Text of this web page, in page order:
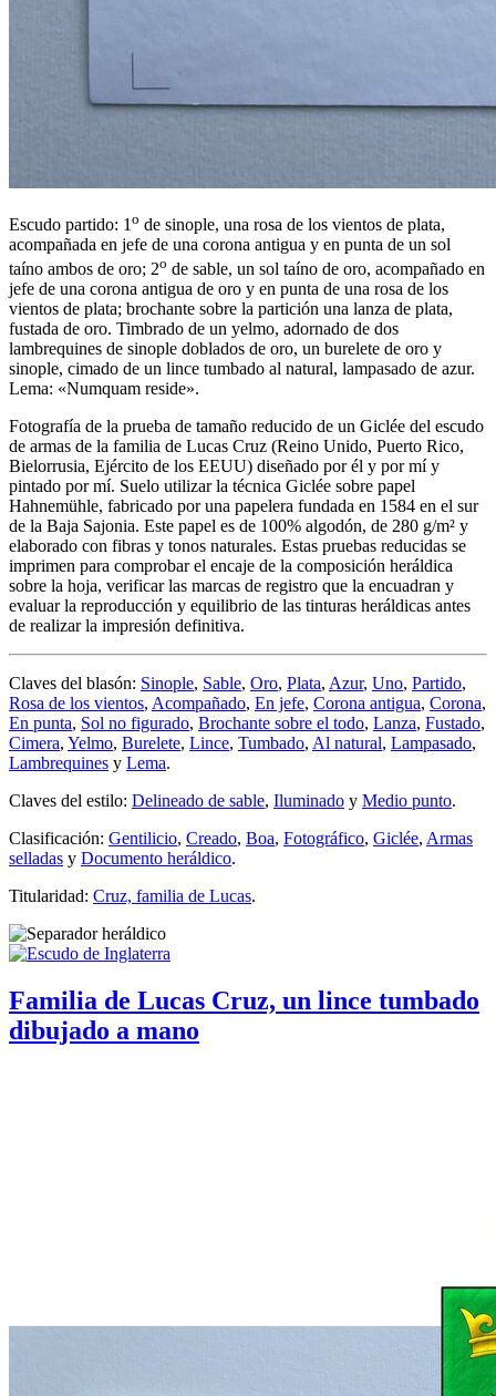
Escudo partido: 1 o de sinople, una rosa de los vientos de plata,
acompañada en jefe de una corona antigua y en punta de un sol
taíno ambos de oro; 2o de sable, un sol taíno de oro, acompañado en
jefe de una corona antigua de oro y en punta de una rosa de los
vientos de plata; brochante sobre la partición una lanza de plata,
fustada de oro. Timbrado de un yelmo, adornado de dos
lambrequines de sinople doblados de oro, un burelete de oro y
sinople, cimado de un lince tumbado al natural, lampasado de azur.
Lema: «Numquam reside».
Fotografía de la prueba de tamaño reducido de un Giclée del escudo
de armas de la familia de Lucas Cruz (Reino Unido, Puerto Rico,
Bielorrusia, Ejército de los EEUU) diseñado por él y por mí y
pintado por mí. Suelo utilizar la técnica Giclée sobre papel
Hahnemühle, fabricado por una papelera fundada en 1584 en el sur
de la Baja Sajonia. Este papel es de 100% algodón, de 280 g/m² y
elaborado con fibras y tonos naturales. Estas pruebas reducidas se
imprimen para comprobar el encaje de la composición heráldica
sobre la hoja, verificar las marcas de registro que la encuadran y
evaluar la reproducción y equilibrio de las tinturas heráldicas antes
de realizar la impresión definitiva.
Claves del blasón: Sinople, Sable, Oro, Plata, Azur, Uno, Partido,
Rosa de los vientos, Acompañado, En jefe, Corona antigua, Corona,
En punta, Sol no figurado, Brochante sobre el todo, Lanza, Fustado,
Cimera, Yelmo, Burelete, Lince, Tumbado, Al natural, Lampasado,
Lambrequines y Lema.
Claves del estilo: Delineado de sable, Iluminado y Medio punto.
Clasificación: Gentilicio, Creado, Boa, Fotográfico, Giclée, Armas
selladas y Documento heráldico.
Titularidad: Cruz, familia de Lucas.
Familia de Lucas Cruz, un lince tumbado
dibujado a mano